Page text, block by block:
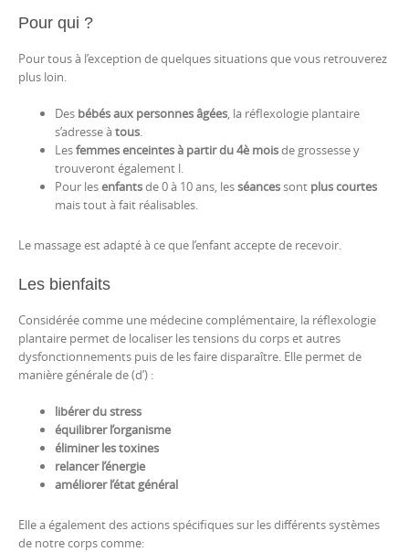
Pour qui ?
Pour tous à l’exception de quelques situations que vous retrouverez
plus loin.
Des bébésaux personnes âgées, la réflexologie plantaire
s’adresse àtous.
Lesfemmes enceintes à partir du 4è moisde grossesse y
trouveront également l.
Pour lesenfantsde 0 à 10 ans, lesséancessont plus courtes
mais tout à fait réalisables.
Le massage est adapté à ce que l’enfant accepte de recevoir.
Les bienfaits
Considérée comme une médecine complémentaire, la réflexologie
plantaire permet de localiser les tensions du corps et autres
dysfonctionnements puis de les faire disparaître. Elle permet de
manière générale de (d’) :
libérer du stress
équilibrer l’organisme
éliminer les toxines
relancer l’énergie
améliorer l’état général
Elle a également des actions spécifiques sur les différents systèmes
de notre corps comme: